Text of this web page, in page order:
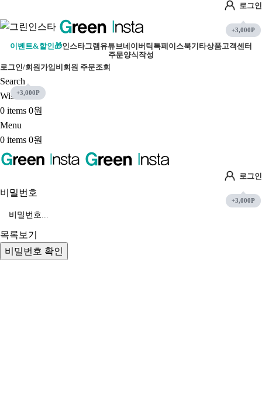
로그인
이벤트&할인🎁인스타그램 유튜브네이버 틱톡페이스북기타상품고객센터
주문양식작성
로그인/회원가입 비회원 주문조회
Search
Wishlist
0 items 0원
Menu
0 items 0원
로그인
비밀번호
목록보기
비밀번호 확인